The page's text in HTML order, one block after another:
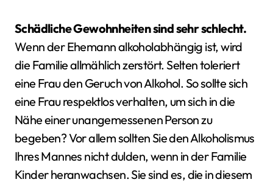
Schädliche Gewohnheiten sind sehr schlecht.
Wenn der Ehemann alkoholabhängig ist, wird
die Familie allmählich zerstört. Selten toleriert
eine Frau den Geruch von Alkohol. So sollte sich
eine Frau respektlos verhalten, um sich in die
Nähe einer unangemessenen Person zu
begeben? Vor allem sollten Sie den Alkoholismus
Ihres Mannes nicht dulden, wenn in der Familie
Kinder heranwachsen. Sie sind es, die in diesem